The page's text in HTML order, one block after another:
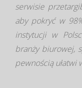
serwisie
aby pokryć w
instytucji w
branży biurowej,
pewnością ułatwi